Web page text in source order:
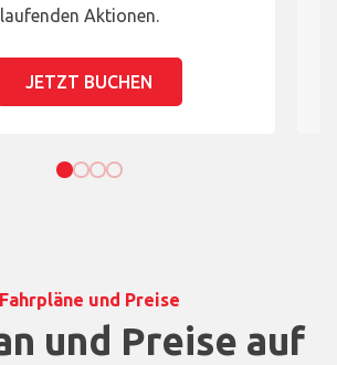
Aktionen.
JETZT BUCHEN
Fahrpläne und Preise
und Preise auf